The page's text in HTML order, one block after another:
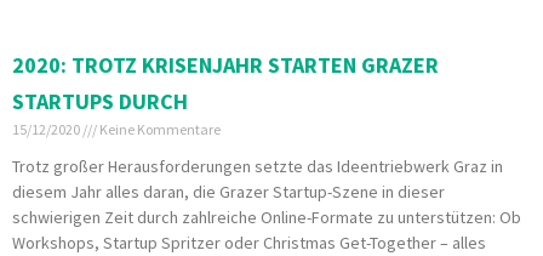
2020: TROTZ KRISENJAHR STARTEN GRAZER
STARTUPS DURCH
15/12/2020 Keine Kommentare
Trotz großer Herausforderungen setzte das Ideentriebwerk Graz in
diesem Jahr alles daran, die Grazer Startup-Szene in dieser
schwierigen Zeit durch zahlreiche Online-Formate zu unterstützen: Ob
Workshops, Startup Spritzer oder Christmas Get-Together – alles